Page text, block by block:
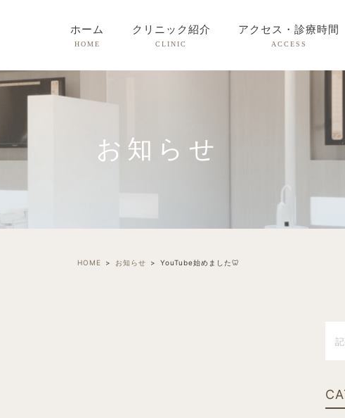
ホーム
HOME
クリニック紹介
CLINIC
アクセス・診療時間
ACCESS
お知らせ
HOME お知らせ YouTube始めました🦷